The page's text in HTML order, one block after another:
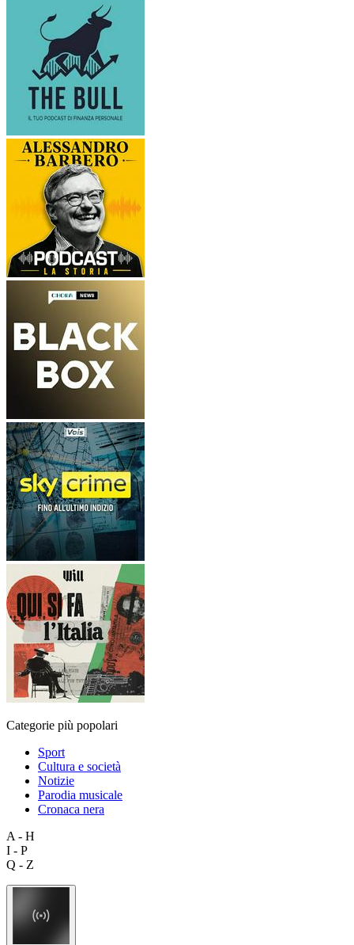
Categorie più popolari
Sport
Cultura e società
Notizie
Parodia musicale
Cronaca nera
A - H
I - P
Q - Z